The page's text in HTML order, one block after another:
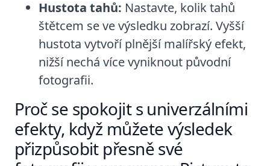
Hustota tahů: Nastavte, kolik tahů
štětcem se ve výsledku zobrazí. Vyšší
hustota vytvoří plnější malířský efekt,
nižší nechá více vyniknout původní
fotografii.
Proč se spokojit s univerzálními
efekty, když můžete výsledek
přizpůsobit přesně své